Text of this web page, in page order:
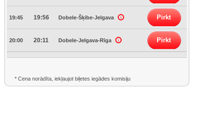
19:45 19:56 Dobele-Šķibe-Jelgava Pirkt
20:00 20:11 Dobele-Jelgava-Rīga Pirkt
* Cena norādīta, iekļaujot biļetes iegādes komisiju